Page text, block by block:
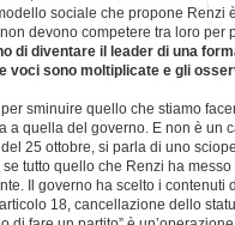
sociale che propone Renzi
devono competere tra loro per
di diventare il leader di una
voci sono moltiplicate e gli
sminuire quello che stiamo
a quella del governo. E non è un
25 ottobre, si parla di uno
tutto quello che Renzi ha
Il governo ha scelto i contenuti
18, cancellazione dello